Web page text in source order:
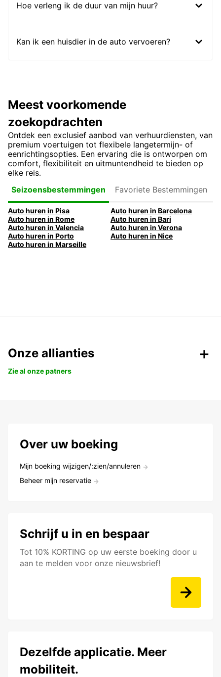
Hoe verleng ik de duur van mijn huur?
Kan ik een huisdier in de auto vervoeren?
Meest voorkomende
zoekopdrachten
Ontdek een exclusief aanbod van verhuurdiensten, van
premium voertuigen tot flexibele langetermijn- of
eenrichtingsopties. Een ervaring die is ontworpen om
comfort, flexibiliteit en uitmuntendheid te bieden op
elke reis.
Seizoensbestemmingen
Bestemmingen
Auto huren in Pisa
Auto huren in Barcelona
Auto huren in Rome
Auto huren in Bari
Auto huren in Valencia
Auto huren in Verona
Auto huren in Porto
Auto huren in Nice
Auto huren in Marseille
Onze allianties
Zie al onze patners
Over uw boeking
Mijn boeking wijzigen/:zien/annuleren
Beheer mijn reservatie
Schrijf u in en bespaar
Tot 10% KORTING op uw eerste boeking door u
aan te melden voor onze nieuwsbrief!
Dezelfde applicatie. Meer
mobiliteit.